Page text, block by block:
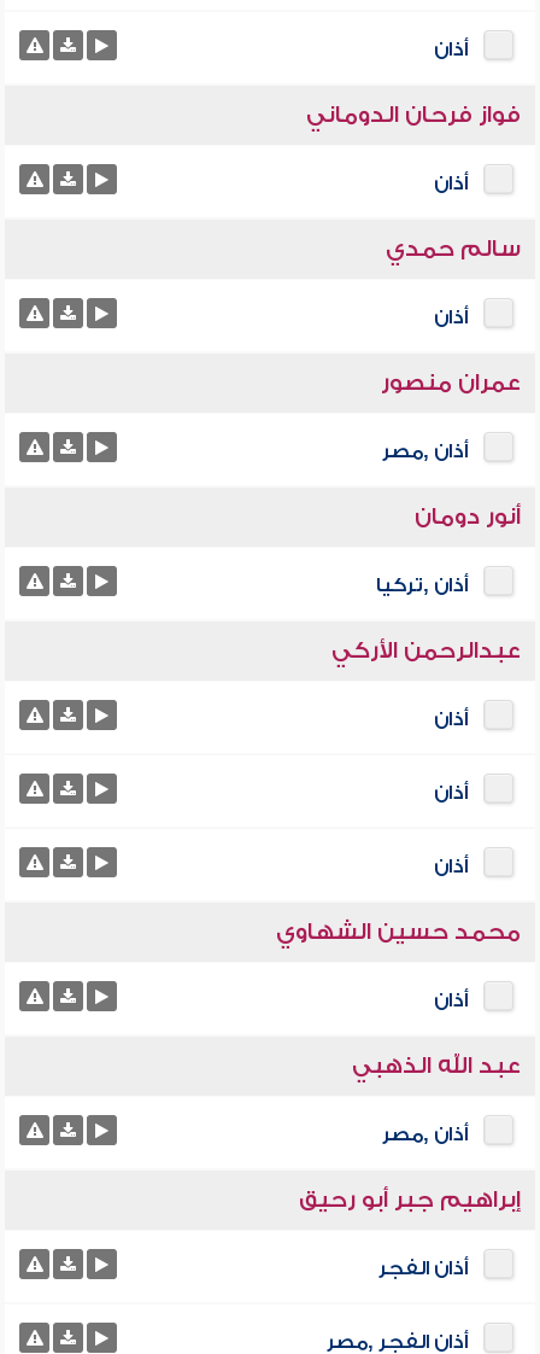
أذان
فواز فرحان الدوماني
أذان
سالم حمدي
أذان
عمران منصور
أذان ,مصر
أنور دومان
أذان ,تركيا
عبدالرحمن الأركي
أذان
أذان
أذان
محمد حسين الشهاوي
أذان
عبد الله الذهبي
أذان ,مصر
إبراهيم جبر أبو رحيق
أذان الفجر
أذان الفجر ,مصر